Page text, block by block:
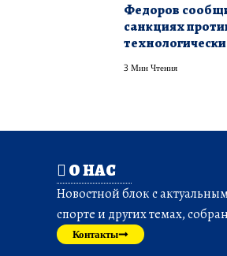
Федоров
санкциях
3 Мин Чтения
О НАС
Новостной блок с
спорте и других темах,
Контакты